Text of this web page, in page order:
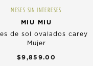
MESES SIN INTERESES
MIU MIU
de sol ovalados carey
Mujer
$9,859.00